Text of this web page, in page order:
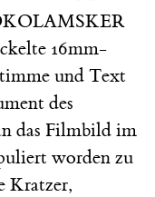
16mm-
und Text
des
das Filmbild im
worden zu
Kratzer,